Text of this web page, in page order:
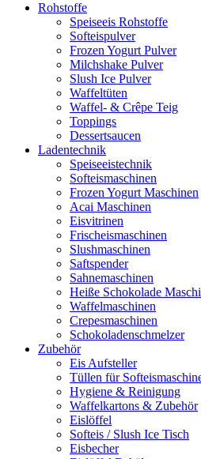
Rohstoffe
Speiseeis Rohstoffe
Softeispulver
Frozen Yogurt Pulver
Milchshake Pulver
Slush Ice Pulver
Waffeltüten
Waffel- & Crêpe Teig
Toppings
Dessertsaucen
Ladentechnik
Speiseeistechnik
Softeismaschinen
Frozen Yogurt Maschinen
Acai Maschinen
Eisvitrinen
Frischeismaschinen
Slushmaschinen
Saftspender
Sahnemaschinen
Heiße Schokolade
Waffelmaschinen
Crepesmaschinen
Schokoladenschmelzer
Zubehör
Eis Aufsteller
Tüllen für
Hygiene & Reinigung
Waffelkartons & Zubehör
Eislöffel
Softeis / Slush Ice Tisch
Eisbecher